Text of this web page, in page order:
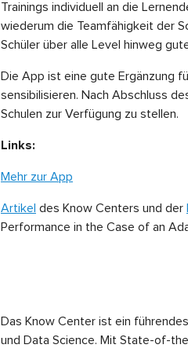
Trainings individuell an die
wiederum die Teamfähigkeit der
Schüler über alle Level hinweg
Die App ist eine gute Ergänzung
sensibilisieren. Nach Abschluss
Schulen zur Verfügung zu stellen.
Links:
Mehr zur App
Artikel des Know Centers und der
Performance in the Case of an
Das Know Center ist ein
und Data Science. Mit State-of-